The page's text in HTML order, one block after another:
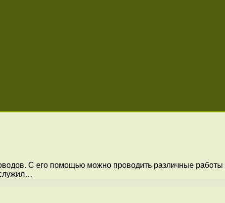
С его помощью можно проводить различные